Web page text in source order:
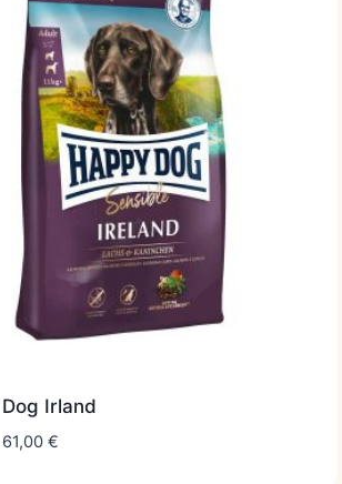
Irland
61,00 €